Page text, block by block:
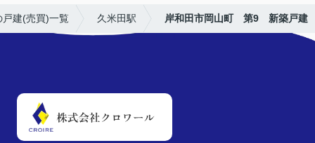
戸建(売買)一覧 久米田駅 岸和田市岡山町 第9 新築戸建